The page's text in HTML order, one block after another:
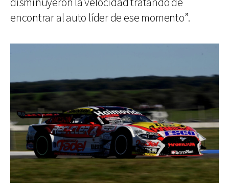
encontrar al auto líder de ese momento”.